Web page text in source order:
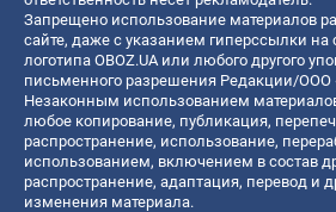
Запрещено использование материалов
сайте, даже с указанием гиперссылки на
логотипа OBOZ.UA или любого другого
письменного разрешения Редакции/ООО
Незаконным использованием
любое копирование, публикация,
распространение, использование,
использованием, включением в состав
распространение, адаптация, перевод и
изменения материала.